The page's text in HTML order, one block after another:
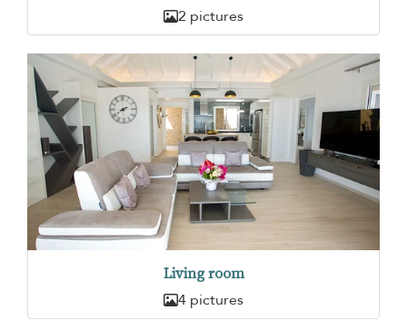
2 pictures
Living room
4 pictures